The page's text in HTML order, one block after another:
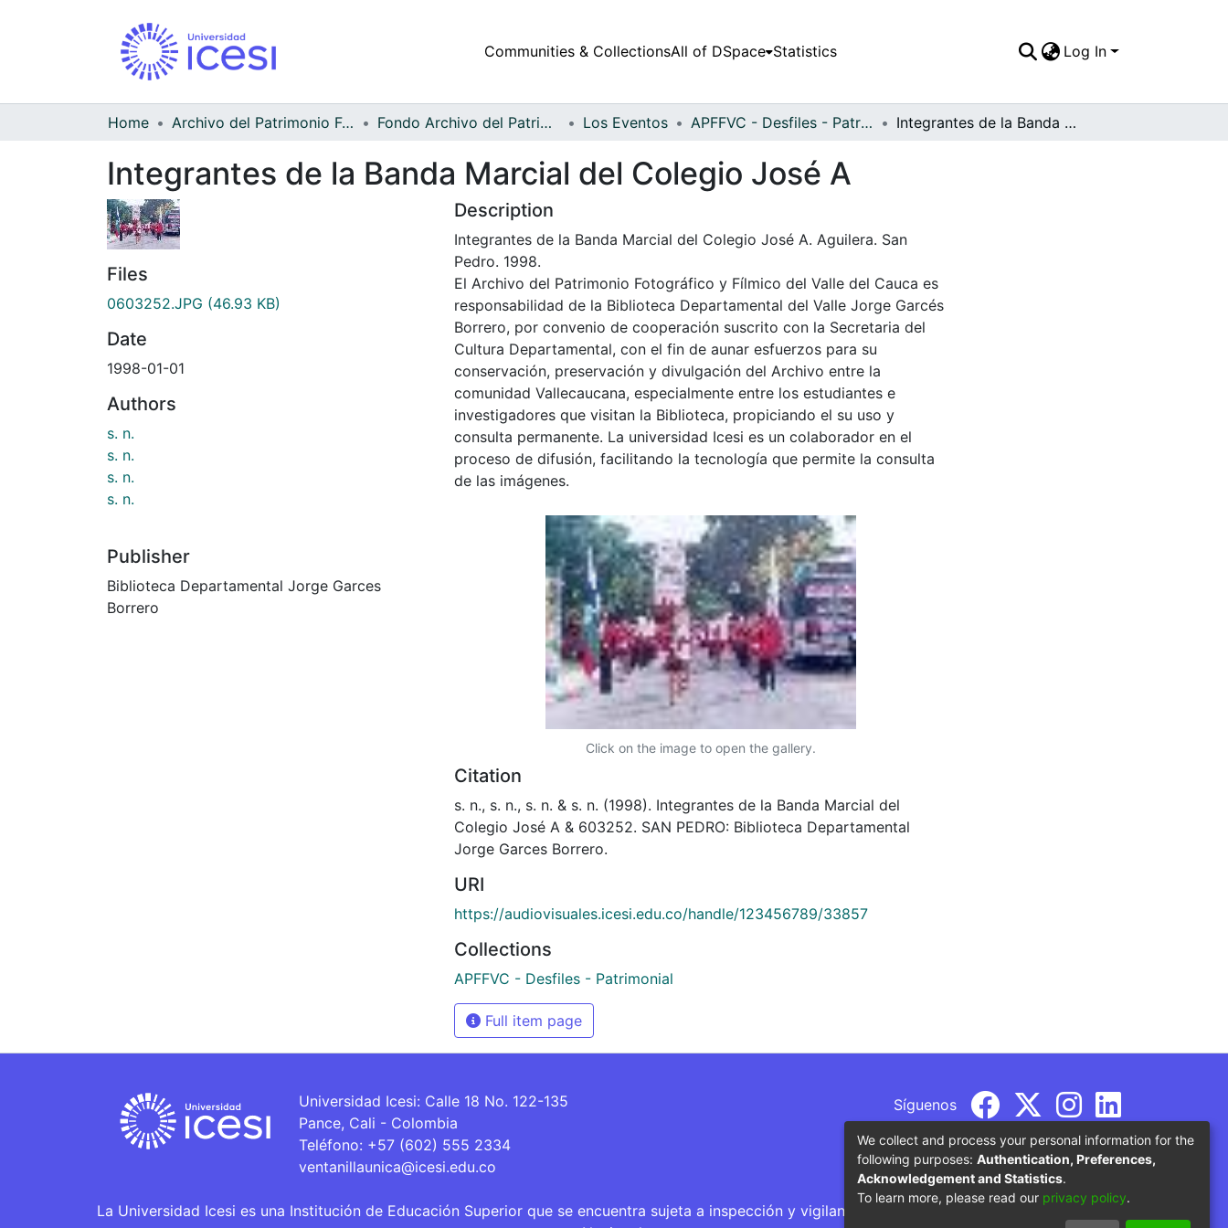
Communities & CollectionsAll of DSpace Statistics Log In
Home Archivo del Patrimonio Fotográfico y Fílmico del Valle del Cauca Fondo Archivo del Patrimonio Fotográfico y Fílmico del Valle del Cauca Los Eventos APFFVC - Desfiles - Patrimonial Integrantes de la Banda Marcial del Colegio José A
Integrantes de la Banda Marcial del Colegio José A
Files
0603252.JPG (46.93 KB)
Date
1998-01-01
Authors
s. n.
s. n.
s. n.
s. n.
Publisher
Biblioteca Departamental Jorge Garces
Borrero
Description
Integrantes de la Banda Marcial del Colegio José A. Aguilera. San
Pedro. 1998.
El Archivo del Patrimonio Fotográfico y Fílmico del Valle del Cauca es
responsabilidad de la Biblioteca Departamental del Valle Jorge Garcés
Borrero, por convenio de cooperación suscrito con la Secretaria del
Cultura Departamental, con el fin de aunar esfuerzos para su
conservación, preservación y divulgación del Archivo entre la
comunidad Vallecaucana, especialmente entre los estudiantes e
investigadores que visitan la Biblioteca, propiciando el su uso y
consulta permanente. La universidad Icesi es un colaborador en el
proceso de difusión, facilitando la tecnología que permite la consulta
de las imágenes.
Click on the image to open the gallery.
Citation
s. n., s. n., s. n. & s. n. (1998). Integrantes de la Banda Marcial del
Colegio José A & 603252. SAN PEDRO: Biblioteca Departamental
Jorge Garces Borrero.
URI
https://audiovisuales.icesi.edu.co/handle/123456789/33857
Collections
APFFVC - Desfiles - Patrimonial
Full item page
Universidad Icesi: Calle 18 No. 122-135
Pance, Cali - Colombia
Teléfono: +57 (602) 555 2334
ventanillaunica@icesi.edu.co
Síguenos
La Universidad Icesi es una Institución de Educación Superior que se encuentra sujeta a inspección y vigilancia por parte del Ministerio de Educación
We collect and process your personal information for the
following purposes: Authentication, Preferences,
Acknowledgement and Statistics.
To learn more, please read our privacy policy.